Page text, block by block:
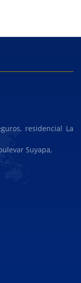
residencial La
Suyapa,